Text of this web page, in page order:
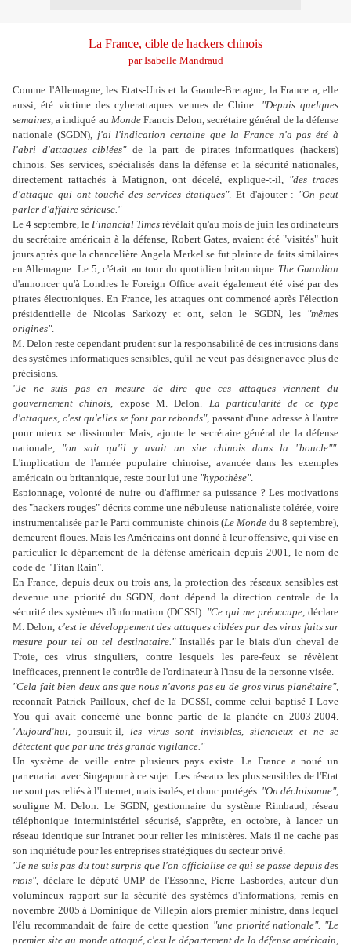
La France, cible de hackers chinois
par Isabelle Mandraud
Comme l'Allemagne, les Etats-Unis et la Grande-Bretagne, la France a, elle
aussi, été victime des cyberattaques venues de Chine. "Depuis quelques
semaines, a indiqué au MondeFrancis Delon, secrétaire général de la défense
nationale (SGDN), j'ai l'indication certaine que la France n'a pas été à
l'abri d'attaques ciblées"de la part de pirates informatiques (hackers)
chinois. Ses services, spécialisés dans la défense et la sécurité nationales,
directement rattachés à Matignon, ont décelé, explique-t-il, "des traces
d'attaque qui ont touché des services étatiques". Et d'ajouter : "On peut
parler d'affaire sérieuse."
Le 4 septembre, le Financial Times révélait qu'au mois de juin les ordinateurs
du secrétaire américain à la défense, Robert Gates, avaient été "visités" huit
jours après que la chancelière Angela Merkel se fut plainte de faits similaires
en Allemagne. Le 5, c'était au tour du quotidien britannique The Guardian
d'annoncer qu'à Londres le Foreign Office avait également été visé par des
pirates électroniques. En France, les attaques ont commencé après l'élection
présidentielle de Nicolas Sarkozy et ont, selon le SGDN, les"mêmes
origines".
M. Delon reste cependant prudent sur la responsabilité de ces intrusions dans
des systèmes informatiques sensibles, qu'il ne veut pas désigner avec plus de
précisions.
"Je ne suis pas en mesure de dire que ces attaques viennent du
gouvernement chinois, expose M. Delon. La particularité de ce type
d'attaques, c'est qu'elles se font par rebonds", passant d'une adresse à l'autre
pour mieux se dissimuler. Mais, ajoute le secrétaire général de la défense
nationale, "on sait qu'il y avait un site chinois dans la "boucle"".
L'implication de l'armée populaire chinoise, avancée dans les exemples
américain ou britannique, reste pour lui une "hypothèse".
Espionnage, volonté de nuire ou d'affirmer sa puissance ? Les motivations
des "hackers rouges" décrits comme une nébuleuse nationaliste tolérée, voire
instrumentalisée par le Parti communiste chinois (Le Mondedu 8 septembre),
demeurent floues. Mais les Américains ont donné à leur offensive, qui vise en
particulier le département de la défense américain depuis 2001, le nom de
code de "Titan Rain".
En France, depuis deux ou trois ans, la protection des réseaux sensibles est
devenue une priorité du SGDN, dont dépend la direction centrale de la
sécurité des systèmes d'information (DCSSI). "Ce qui me préoccupe, déclare
M. Delon, c'est le développement des attaques ciblées par des virus faits sur
mesure pour tel ou tel destinataire."Installés par le biais d'un cheval de
Troie, ces virus singuliers, contre lesquels les pare-feux se révèlent
inefficaces, prennent le contrôle de l'ordinateur à l'insu de la personne visée.
"Cela fait bien deux ans que nous n'avons pas eu de gros virus planétaire",
reconnaît Patrick Pailloux, chef de la DCSSI, comme celui baptisé I Love
You qui avait concerné une bonne partie de la planète en 2003-2004.
"Aujourd'hui, poursuit-il,les virus sont invisibles, silencieux et ne se
détectent que par une très grande vigilance."
Un système de veille entre plusieurs pays existe. La France a noué un
partenariat avec Singapour à ce sujet. Les réseaux les plus sensibles de l'Etat
ne sont pas reliés à l'Internet, mais isolés, et donc protégés. "On décloisonne",
souligne M. Delon. Le SGDN, gestionnaire du système Rimbaud, réseau
téléphonique interministériel sécurisé, s'apprête, en octobre, à lancer un
réseau identique sur Intranet pour relier les ministères. Mais il ne cache pas
son inquiétude pour les entreprises stratégiques du secteur privé.
"Je ne suis pas du tout surpris que l'on officialise ce qui se passe depuis des
mois", déclare le député UMP de l'Essonne, Pierre Lasbordes, auteur d'un
volumineux rapport sur la sécurité des systèmes d'informations, remis en
novembre 2005 à Dominique de Villepin alors premier ministre, dans lequel
l'élu recommandait de faire de cette question "une priorité nationale". "Le
premier site au monde attaqué, c'est le département de la défense américain,